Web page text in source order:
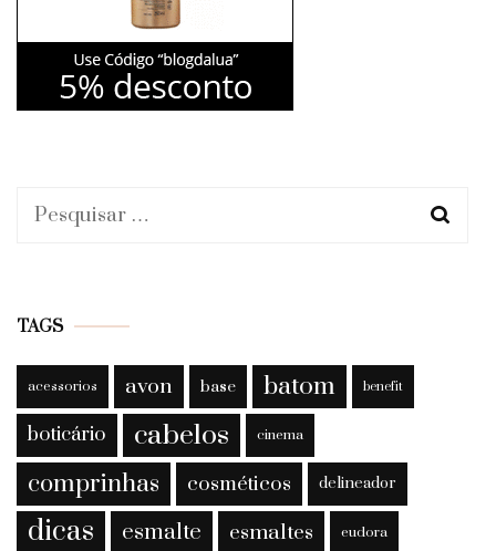
Pesquisar
TAGS
acessorios avon base batom benefit
boticário cabelos cinema
comprinhas cosméticos delineador
dicas esmalte esmaltes eudora